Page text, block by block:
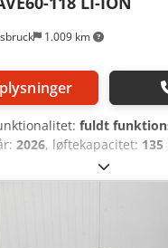
1.009 km
fuldt
2026, løftekapacitet: 135
elektrisk
bygningshøjde:1.385 mm
Masttype: